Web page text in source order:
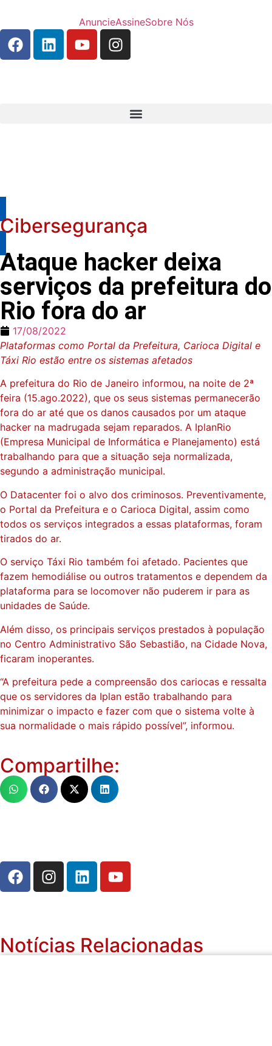
AnuncieAssineSobre Nós
Cibersegurança
Ataque hacker deixa
serviços da prefeitura do
Rio fora do ar
17/08/2022
Plataformas como Portal da Prefeitura, Carioca Digital e
Táxi Rio estão entre os sistemas afetados
A prefeitura do Rio de Janeiro informou, na noite de 2ª
feira (15.ago.2022), que os seus sistemas permanecerão
fora do ar até que os danos causados por um ataque
hacker na madrugada sejam reparados. A IplanRio
(Empresa Municipal de Informática e Planejamento) está
trabalhando para que a situação seja normalizada,
segundo a administração municipal.
O Datacenter foi o alvo dos criminosos. Preventivamente,
o Portal da Prefeitura e o Carioca Digital, assim como
todos os serviços integrados a essas plataformas, foram
tirados do ar.
O serviço Táxi Rio também foi afetado. Pacientes que
fazem hemodiálise ou outros tratamentos e dependem da
plataforma para se locomover não puderem ir para as
unidades de Saúde.
Além disso, os principais serviços prestados à população
no Centro Administrativo São Sebastião, na Cidade Nova,
ficaram inoperantes.
“A prefeitura pede a compreensão dos cariocas e ressalta
que os servidores da Iplan estão trabalhando para
minimizar o impacto e fazer com que o sistema volte à
sua normalidade o mais rápido possível”, informou.
Compartilhe:
Notícias Relacionadas